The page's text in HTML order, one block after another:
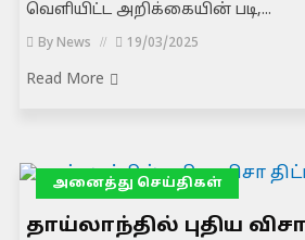
வெளியிட்ட அறிக்கையின் படி,...
By News 19/03/2025
Read More
அனைத்து செய்திகள்
தாய்லாந்தில் புதிய